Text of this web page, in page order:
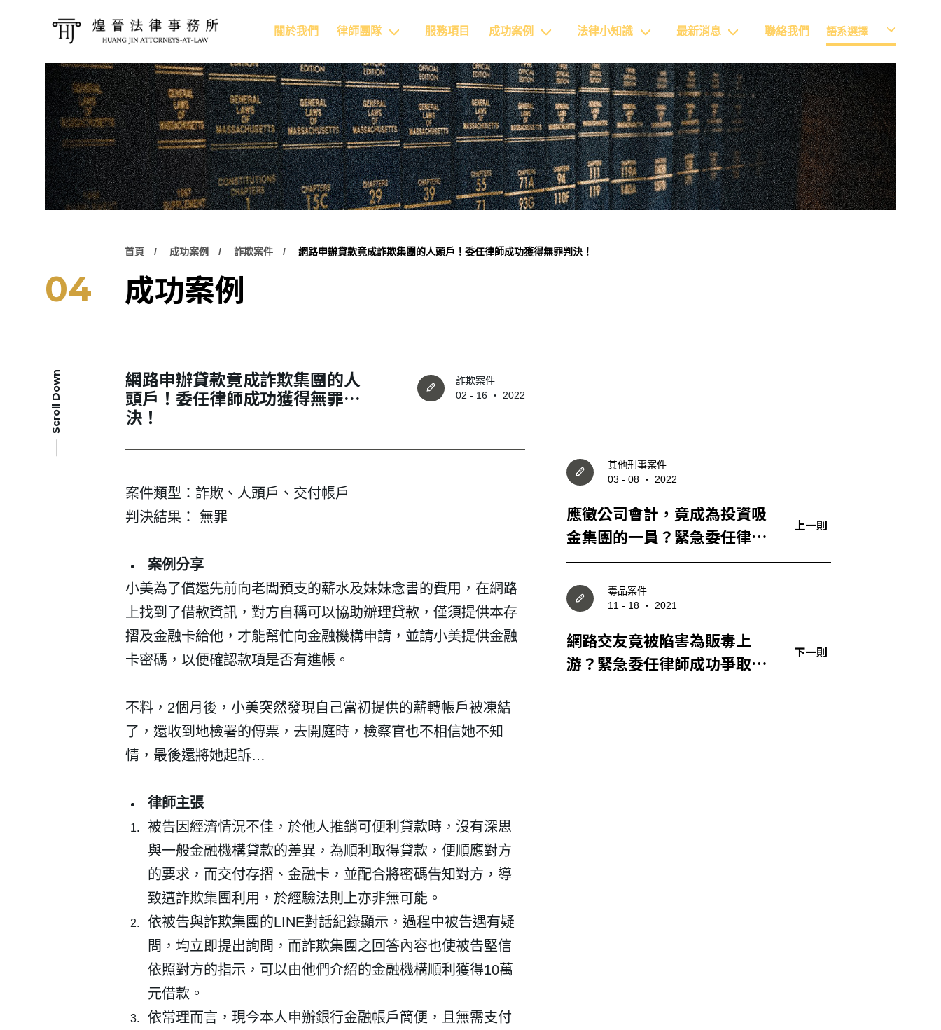
語系選擇
關於我們 律師團隊 服務項目 成功案例 法律小知識 最新消息 聯絡我們
04
首頁 成功案例 詐欺案件 網路申辦貸款竟成詐欺集團的人頭戶！委任律師成功獲得無罪判決！
成功案例
Scroll Down
其他刑事案件
03 - 08 ‧ 2022
應徵公司會計，竟成為投資吸
金集團的一員？緊急委任律師
成功重獲清白！
上一則
毒品案件
11 - 18 ‧ 2021
網路交友竟被陷害為販毒上
游？緊急委任律師成功爭取
「無罪」判決！
下一則
網路申辦貸款竟成詐欺集團的人
頭戶！委任律師成功獲得無罪判
決！
詐欺案件
02 - 16 ‧ 2022
案件類型：詐欺、人頭戶、交付帳戶
判決結果： 無罪
案例分享
小美為了償還先前向老闆預支的薪水及妹妹念書的費用，在網路
上找到了借款資訊，對方自稱可以協助辦理貸款，僅須提供本存
摺及金融卡給他，才能幫忙向金融機構申請，並請小美提供金融
卡密碼，以便確認款項是否有進帳。
不料，2個月後，小美突然發現自己當初提供的薪轉帳戶被凍結
了，還收到地檢署的傳票，去開庭時，檢察官也不相信她不知
情，最後還將她起訴…
律師主張
被告因經濟情況不佳，於他人推銷可便利貸款時，沒有深思
與一般金融機構貸款的差異，為順利取得貸款，便順應對方
的要求，而交付存摺、金融卡，並配合將密碼告知對方，導
致遭詐欺集團利用，於經驗法則上亦非無可能。
依被告與詐欺集團的LINE對話紀錄顯示，過程中被告遇有疑
問，均立即提出詢問，而詐欺集團之回答內容也使被告堅信
依照對方的指示，可以由他們介紹的金融機構順利獲得10萬
元借款。
依常理而言，現今本人申辦銀行金融帳戶簡便，且無需支付